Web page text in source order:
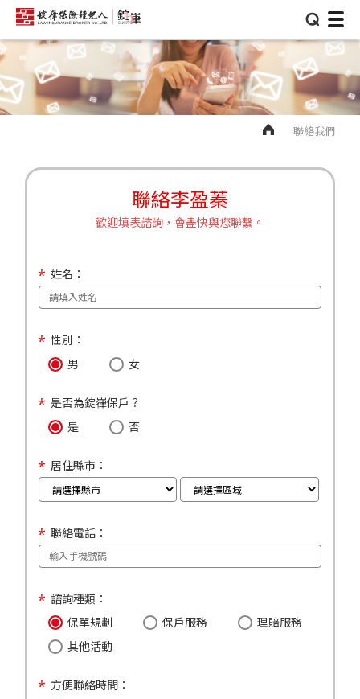
⌕
聯絡我們
聯絡李盈蓁
歡迎填表諮詢，會盡快與您聯繫。
姓名：
性別：
男
女
是否為錠嵂保戶？
是
否
居住縣市：
聯絡電話：
諮詢種類：
保單規劃
保戶服務
理賠服務
其他活動
方便聯絡時間：